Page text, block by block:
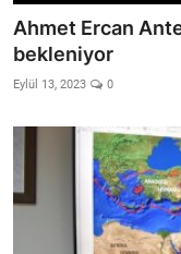
Ahmet Ercan
bekleniyor
Eylül 13, 2023 0